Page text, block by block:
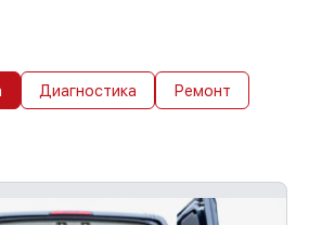
Диагностика Ремонт